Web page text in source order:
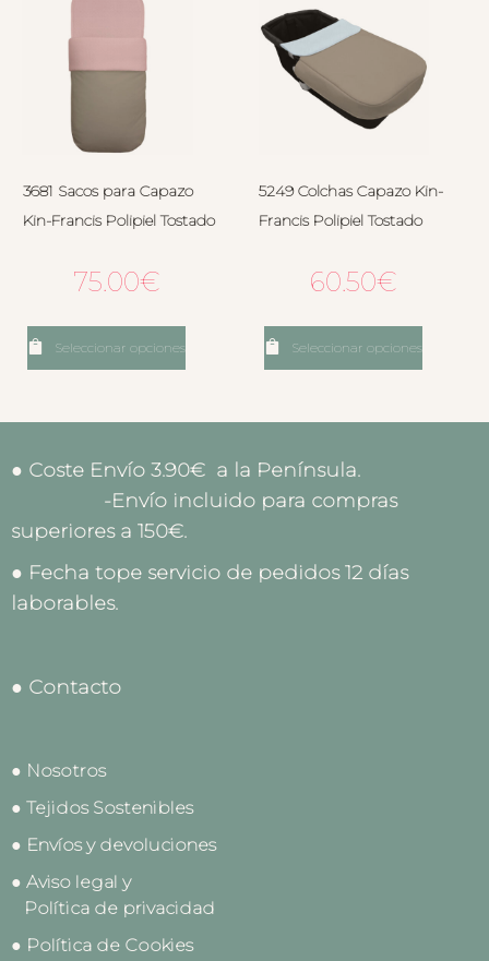
3681 Sacos para Capazo
Kin-Francis Polipiel Tostado
75.00€
Seleccionar opciones
5249 Colchas Capazo Kin-
Francis Polipiel Tostado
60.50€
Seleccionar opciones
● Coste Envío 3.90€ a la Península.
-Envío incluido para compras
superiores a 150€.
● Fecha tope servicio de pedidos 12 días
laborables.
● Contacto
● Nosotros
● Tejidos Sostenibles
● Envíos y devoluciones
● Aviso legal y
Política de privacidad
● Política de Cookies